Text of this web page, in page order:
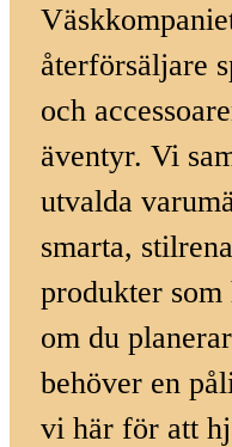
återförsäljare
och
äventyr. Vi
utvalda
smarta,
produkter
om du
behöver en
vi här för att